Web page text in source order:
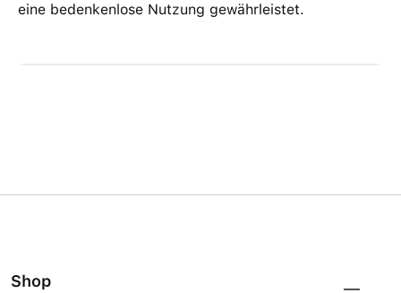
eine bedenkenlose Nutzung gewährleistet.
Shop